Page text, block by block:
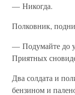
— Никогда.
Полковник,
— Подумайте до
Приятных
Два солдата и
бензином и